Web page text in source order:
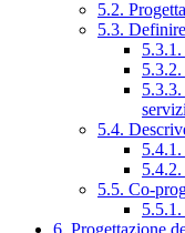
5.2.
5.3.
5.4.
5.4.1.
5.5. Co-
6. Progettazione